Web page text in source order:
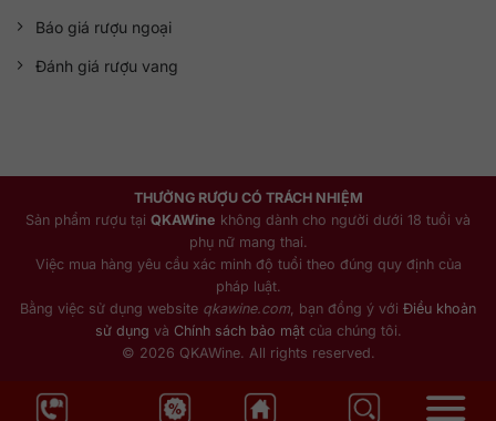
Báo giá rượu ngoại
Đánh giá rượu vang
THƯỞNG RƯỢU CÓ TRÁCH NHIỆM
Sản phẩm rượu tại QKAWine không dành cho người dưới 18 tuổi và
phụ nữ mang thai.
Việc mua hàng yêu cầu xác minh độ tuổi theo đúng quy định của
pháp luật.
Bằng việc sử dụng website qkawine.com, bạn đồng ý với Điều khoản
sử dụng và Chính sách bảo mậtcủa chúng tôi.
© 2026 QKAWine. All rights reserved.